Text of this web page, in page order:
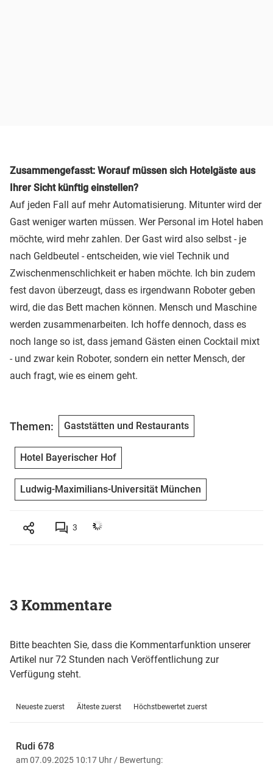
Zusammengefasst: Worauf müssen sich Hotelgäste aus
Ihrer Sicht künftig einstellen?
Auf jeden Fall auf mehr Automatisierung. Mitunter wird der
Gast weniger warten müssen. Wer Personal im Hotel haben
möchte, wird mehr zahlen. Der Gast wird also selbst - je
nach Geldbeutel - entscheiden, wie viel Technik und
Zwischenmenschlichkeit er haben möchte. Ich bin zudem
fest davon überzeugt, dass es irgendwann Roboter geben
wird, die das Bett machen können. Mensch und Maschine
werden zusammenarbeiten. Ich hoffe dennoch, dass es
noch lange so ist, dass jemand Gästen einen Cocktail mixt
- und zwar kein Roboter, sondern ein netter Mensch, der
auch fragt, wie es einem geht.
Themen: Gaststätten und Restaurants
Hotel Bayerischer Hof
Ludwig-Maximilians-Universität München
3
3 Kommentare
Bitte beachten Sie, dass die Kommentarfunktion unserer
Artikel nur 72 Stunden nach Veröffentlichung zur
Verfügung steht.
Neueste zuerst Älteste zuerst Höchstbewertet zuerst
Rudi 678
am 07.09.2025 10:17 Uhr/ Bewertung: